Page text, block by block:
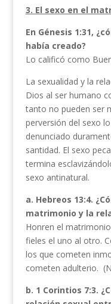
3. El sexo en el
En Génesis 1:31,
había creado?
Lo calificó como
La sexualidad y la
Dios al ser humano
tanto no pueden ser
perversión del sexo
denunciado
santidad. El sexo
termina
sexo antinatural.
a. Hebreos 13:4.
matrimonio y la
Honren el
fieles el uno al otro.
los que cometen
cometen adulterio.
b. 1 Corintios 7:3.